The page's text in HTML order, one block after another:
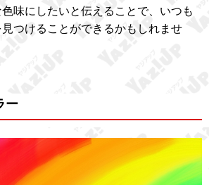
味にしたいと伝えることで、いつも
つけることができるかもしれませ
ー